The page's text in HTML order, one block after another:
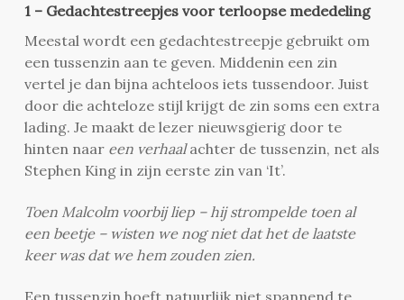
1 – Gedachtestreepjes voor terloopse mededeling
Meestal wordt een gedachtestreepje gebruikt om
een tussenzin aan te geven. Middenin een zin
vertel je dan bijna achteloos iets tussendoor. Juist
door die achteloze stijl krijgt de zin soms een extra
lading. Je maakt de lezer nieuwsgierig door te
hinten naar een verhaalachter de tussenzin, net als
Stephen King in zijn eerste zin van ‘It’.
Toen Malcolm voorbij liep – hij strompelde toen al
een beetje – wisten we nog niet dat het de laatste
keer was dat we hem zouden zien.
Een tussenzin hoeft natuurlijk niet spannend te